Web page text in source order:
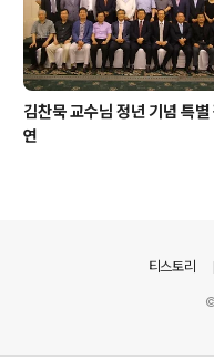
김찬묵 교수님 정년 기념 특별
연
티스토리